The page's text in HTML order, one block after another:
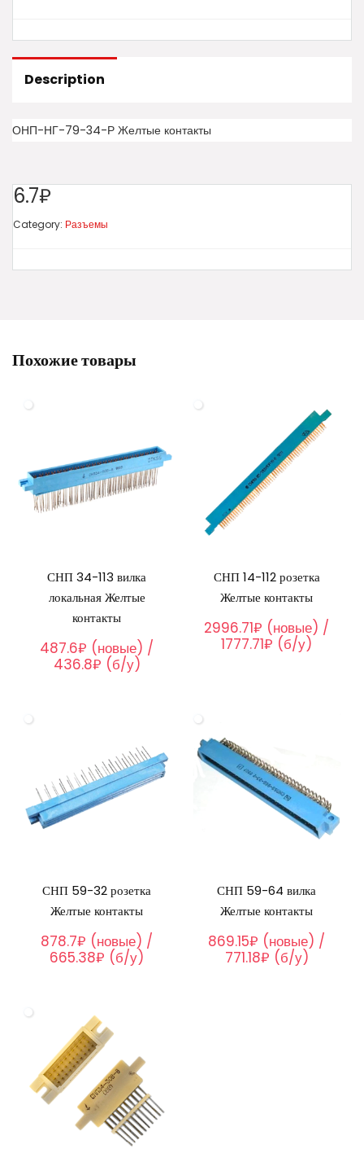
Description
ОНП-НГ-79-34-Р Желтые контакты
6.7₽
Category: Разъемы
Похожие товары
СНП 34-113 вилка
локальная Желтые
контакты
487.6₽ (новые) /
436.8₽ (б/у)
СНП 14-112 розетка
Желтые контакты
2996.71₽ (новые) /
1777.71₽ (б/у)
СНП 59-32 розетка
Желтые контакты
878.7₽ (новые) /
665.38₽ (б/у)
СНП 59-64 вилка
Желтые контакты
869.15₽ (новые) /
771.18₽ (б/у)